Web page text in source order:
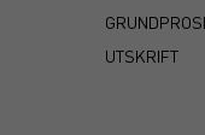
UTSKRIFT